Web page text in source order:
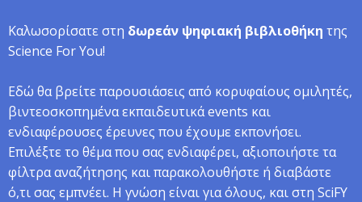
Καλωσορίσατε στη δωρεάν ψηφιακή βιβλιοθήκη της
Science For You!
Εδώ θα βρείτε παρουσιάσεις από κορυφαίους ομιλητές,
βιντεοσκοπημένα εκπαιδευτικά events και
ενδιαφέρουσες έρευνες που έχουμε εκπονήσει.
Επιλέξτε το θέμα που σας ενδιαφέρει, αξιοποιήστε τα
φίλτρα αναζήτησης και παρακολουθήστε ή διαβάστε
ό,τι σας εμπνέει. Η γνώση είναι για όλους, και στη SciFY